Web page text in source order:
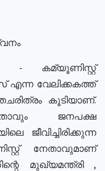
- കമ്യൂണിസ്റ്റ്
എന്ന വേലിക്കകത്ത്
കൂടിയാണ്.
ജനപക്ഷ
ജീവിച്ചിരിക്കുന്ന
നേതാവുമാണ്
മുഖ്യമന്ത്രി ,